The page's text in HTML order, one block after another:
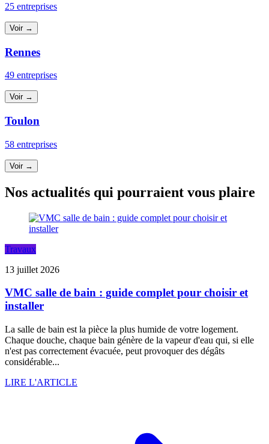
25 entreprises
Voir →
Rennes
49 entreprises
Voir →
Toulon
58 entreprises
Voir →
Nos actualités qui pourraient vous plaire
Travaux
13 juillet 2026
VMC salle de bain : guide complet pour choisir et
installer
La salle de bain est la pièce la plus humide de votre logement.
Chaque douche, chaque bain génère de la vapeur d'eau qui, si elle
n'est pas correctement évacuée, peut provoquer des dégâts
considérable...
LIRE L'ARTICLE